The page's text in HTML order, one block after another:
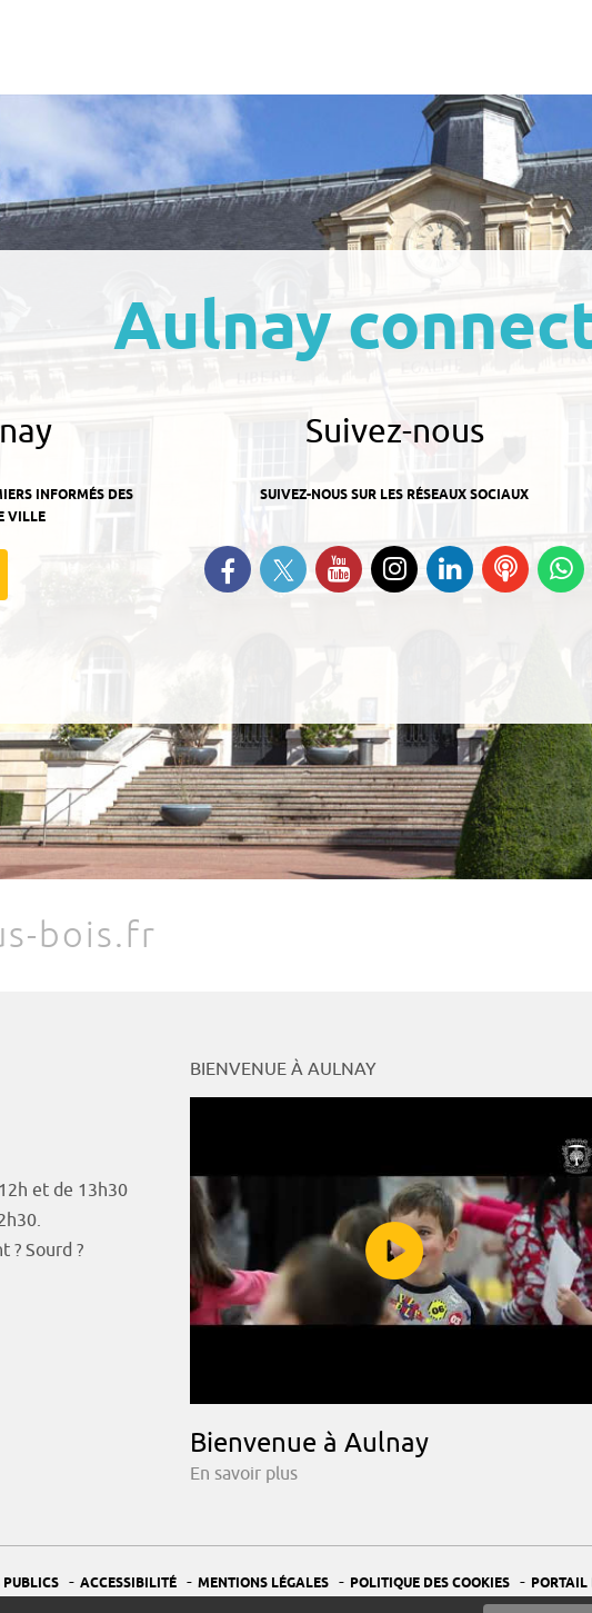
Aulnay
INFORMÉS DES
VILLE
Suivez-nous
SUIVEZ-NOUS SUR LES RÉSEAUX SOCIAUX
Retrouvez-nous sur Facebook
Suivez-nous sur Twitter
Suivez-nous sur YouTube
Suivez-nous sur
Instagram
Retrouvez-
sur Linkedin
Ecoutez
nos
bois.fr
et de 13h30
? Sourd ?
BIENVENUE À AULNAY
Bienvenue à Aulnay
En savoir plus
- ACCESSIBILITÉ - MENTIONS LÉGALES - POLITIQUE DES COOKIES - PORTAIL